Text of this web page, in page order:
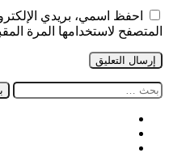
احفظ اسمي، بريدي
المتصفح لاستخدامها المرة
البحث